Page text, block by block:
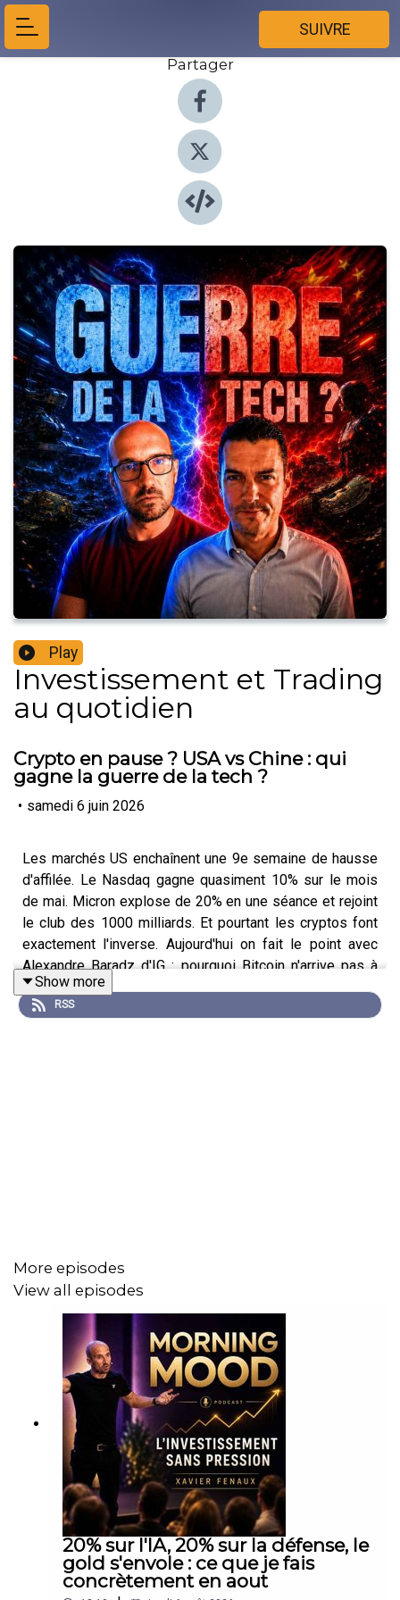
SUIVRE
Partager
Play
Investissement et Trading
au quotidien
Crypto en pause ? USA vs Chine : qui
gagne la guerre de la tech ?
• samedi 6 juin 2026
Les marchés US enchaînent une 9e semaine de hausse
d'affilée. Le Nasdaq gagne quasiment 10% sur le mois
de mai. Micron explose de 20% en une séance et rejoint
le club des 1000 milliards. Et pourtant les cryptos font
exactement l'inverse. Aujourd'hui on fait le point avec
Alexandre Baradz d'IG : pourquoi Bitcoin n'arrive pas à
retourner sa psychologie, quelles altcoins sortent du lot,
et pourquoi la tech chinoise reste décotée de 40 à 50%
Merci à tous pour votre fidélité et la force que vous me
donnez chaque semaine pour réaliser ce contenu !
Show more
RSS
More episodes
View all episodes
20% sur l'IA, 20% sur la défense, le
gold s'envole : ce que je fais
concrètement en aout